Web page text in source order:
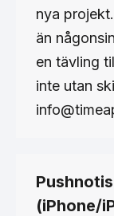
nya
än
en tävling
inte utan
(iPhone/